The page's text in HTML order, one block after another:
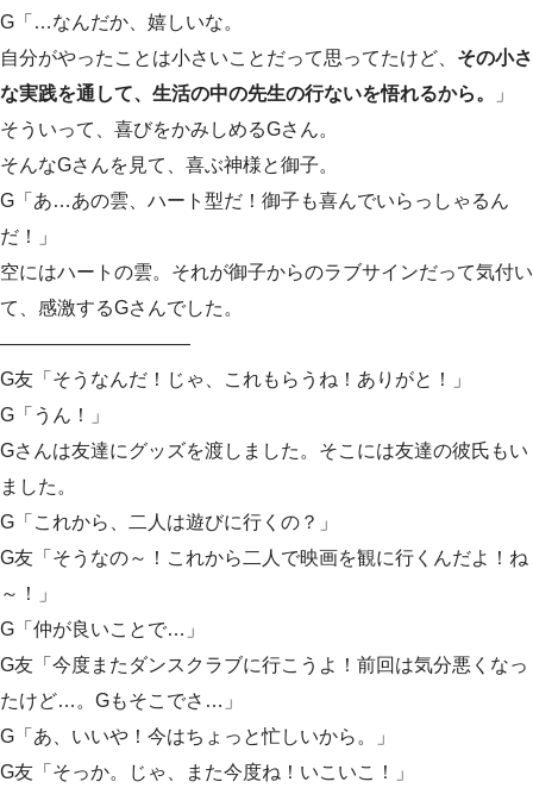
G「…なんだか、嬉しいな。
自分がやったことは小さいことだって思ってたけど、 その小さ
な実践を通して、生活の中の先生の行ないを悟れるから。
」
そういって、喜びをかみしめるGさん。
そんなGさんを見て、喜ぶ神様と御子。
G「あ…あの雲、ハート型だ！御子も喜んでいらっしゃるん
だ！」
空にはハートの雲。それが御子からのラブサインだって気付い
て、感激するGさんでした。
——————————
G友「そうなんだ！じゃ、これもらうね！ありがと！」
G「うん！」
Gさんは友達にグッズを渡しました。そこには友達の彼氏もい
ました。
G「これから、二人は遊びに行くの？」
G友「そうなの～！これから二人で映画を観に行くんだよ！ね
～！」
G「仲が良いことで…」
G友「今度またダンスクラブに行こうよ！前回は気分悪くなっ
たけど…。Gもそこでさ…」
G「あ、いいや！今はちょっと忙しいから。」
G友「そっか。じゃ、また今度ね！いこいこ！」